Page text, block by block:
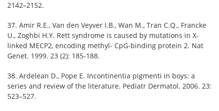
2142–2152.
37. Amir R.E., Van den Veyver I.B., Wan M., Tran C.Q., Francke
U., Zoghbi H.Y. Rett syndrome is caused by mutations in X-
linked MECP2, encoding methyl- CpG-binding protein 2. Nat
Genet. 1999. 23 (2): 185-188.
38. Ardelean D., Pope E. Incontinentia pigmenti in boys: a
series and review of the literature. Pediatr Dermatol. 2006. 23:
523–527.